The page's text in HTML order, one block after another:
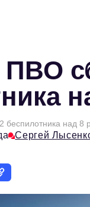
над 8
Сергей